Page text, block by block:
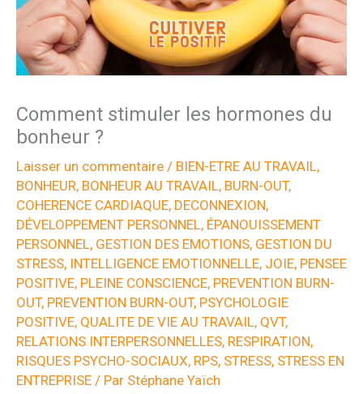
Comment stimuler les hormones du
bonheur ?
Laisser un commentaire / BIEN-ETRE AU TRAVAIL,
BONHEUR, BONHEUR AU TRAVAIL, BURN-OUT,
COHERENCE CARDIAQUE, DECONNEXION,
DÉVELOPPEMENT PERSONNEL, ÉPANOUISSEMENT
PERSONNEL, GESTION DES EMOTIONS, GESTION DU
STRESS, INTELLIGENCE EMOTIONNELLE, JOIE, PENSEE
POSITIVE, PLEINE CONSCIENCE, PREVENTION BURN-
OUT, PREVENTION BURN-OUT, PSYCHOLOGIE
POSITIVE, QUALITE DE VIE AU TRAVAIL, QVT,
RELATIONS INTERPERSONNELLES, RESPIRATION,
RISQUES PSYCHO-SOCIAUX, RPS, STRESS, STRESS EN
ENTREPRISE / Par Stéphane Yaïch